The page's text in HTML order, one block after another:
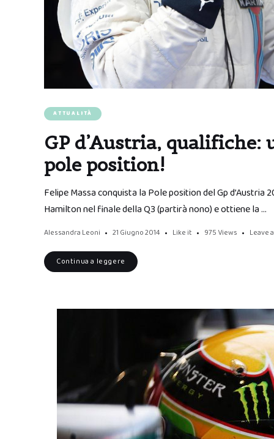
ATTUALITÀ
GP d’Austria,
pole position!
Felipe Massa conquista la Pole position del Gp
Hamilton nel finale della Q3 (partirà nono) e ottiene la …
Alessandra Leoni 21 Giugno 2014 Like it 975 Views Leave
Continua a leggere